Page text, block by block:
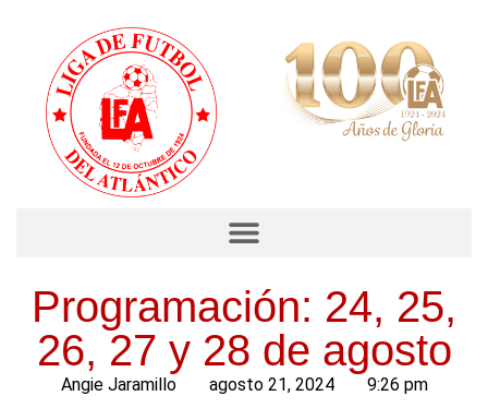
Programación: 24, 25,
26, 27 y 28 de agosto
Angie Jaramillo agosto 21, 2024 9:26 pm